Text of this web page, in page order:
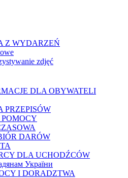
Z WYDARZEŃ
zdjęć
DLA OBYWATELI
PRZEPISÓW
DARÓW
DLA UCHODŹCÓW
України
I DORADZTWA